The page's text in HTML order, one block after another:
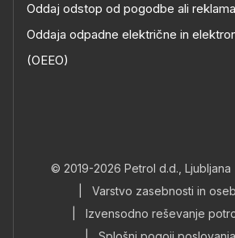
Oddaj odstop od pogodbe ali
Oddaja odpadne električne in
(OEEO)
© 2019-2026 Petrol d.d., Ljubljana
Varstvo zasebnosti in
Izvensodno reševanje